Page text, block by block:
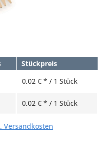
Stückpreis
0,02 € * / 1 Stück
0,02 € * / 1 Stück
Versandkosten